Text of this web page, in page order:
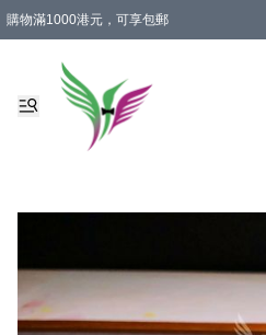
購物滿1000港元，可享包郵